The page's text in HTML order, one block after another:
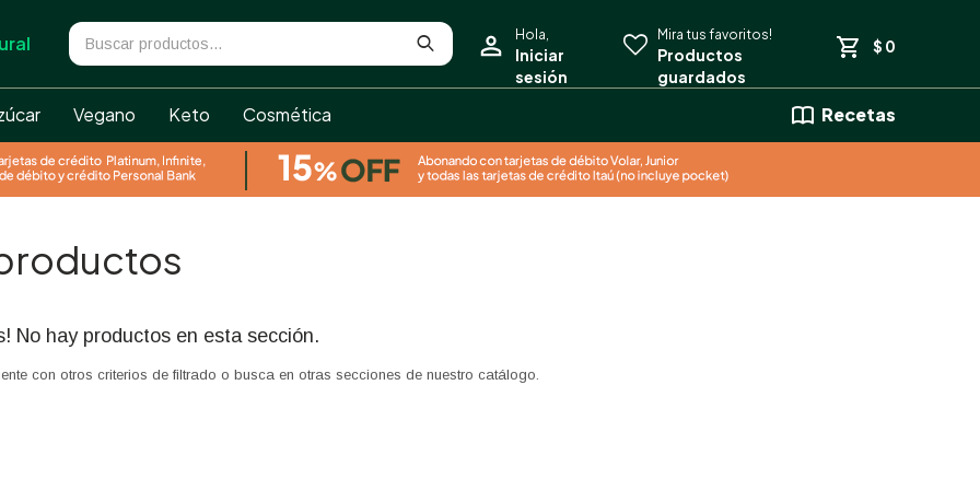
Vegano Keto Cosmética Recetas
$ 0
No hay productos en esta sección.
con otros criterios de filtrado o busca en otras secciones de nuestro catálogo.